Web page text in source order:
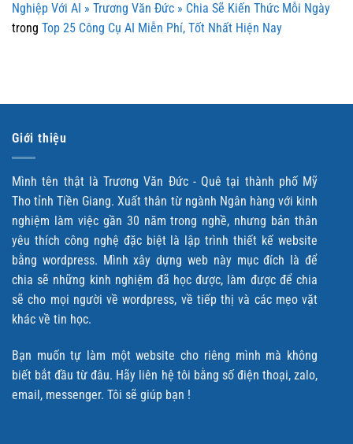
Nghiệp Với AI » Trương Văn Đức » Chia Sẽ Kiến Thức Mỗi Ngày
trong Top 25 Công Cụ AI Miễn Phí, Tốt Nhất Hiện Nay
Giới thiệu
Mình tên thật là Trương Văn Đức - Quê tại thành phố Mỹ
Tho tỉnh Tiền Giang. Xuất thân từ ngành Ngân hàng với kinh
nghiệm làm việc gần 30 năm trong nghề, nhưng bản thân
yêu thích công nghệ đặc biệt là lập trình thiết kế website
bằng wordpress. Mình xây dựng web này mục đích là để
chia sẽ những kinh nghiệm đã học được, làm được để chia
sẽ cho mọi người về wordpress, về tiếp thị và các mẹo vặt
khác về tin học.
Bạn muốn tự làm một website cho riêng mình mà không
biết bắt đầu từ đâu. Hãy liên hệ tôi bằng số điện thoại, zalo,
email, messenger. Tôi sẽ giúp bạn !